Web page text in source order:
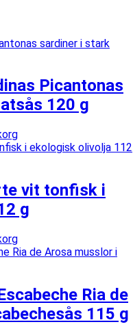
Picantonas
120 g
vit tonfisk i
g
Ria de
115 g